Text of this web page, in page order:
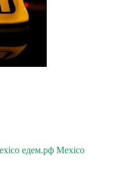
едем.рф Mexico